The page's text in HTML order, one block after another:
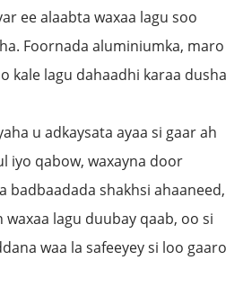
ee alaabta waxaa lagu soo
Foornada aluminiumka, maro
kale lagu dahaadhi karaa dusha
u adkaysata ayaa si gaar ah
iyo qabow, waxayna door
badbaadada shakhsi ahaaneed,
lagu duubay qaab, oo si
waa la safeeyey si loo gaaro